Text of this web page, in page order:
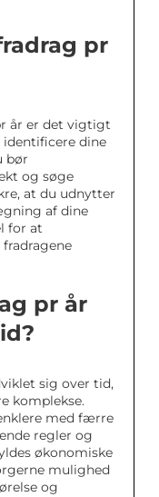
pr
år er det vigtigt
dine
bør
og søge
at du udnytter
af dine
for at
pr år
sig over tid,
komplekse.
med færre
regler og
økonomiske
mulighed
og